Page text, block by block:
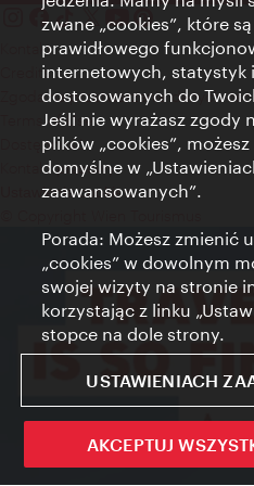
Kontakt
Credits
Zgoda na przetwarzanie danych
Terms of Use
Dostępność
Kontakt prasowy
Ustawienia cookies
zwane „cookies”, które
prawidłowego
internetowych, statystyk
dostosowanych do
Jeśli nie wyrażasz zgody
plików „cookies”,
domyślne w
zaawansowanych”.
Porada: Możesz zmienić
„cookies” w dowolnym
swojej wizyty na stronie
korzystając z linku
stopce na dole strony.
USTAWIENIACH
AKCEPTUJ